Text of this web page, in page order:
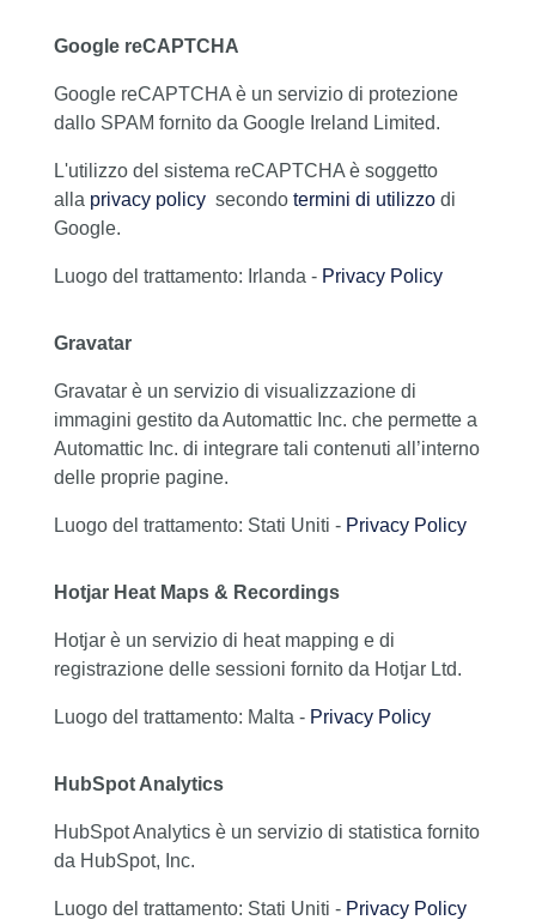
Google reCAPTCHA
Google reCAPTCHA è un servizio di protezione
dallo SPAM fornito da Google Ireland Limited.
L'utilizzo del sistema reCAPTCHA è soggetto
alla privacy policysecondo termini di utilizzodi
Google.
Luogo del trattamento: Irlanda - Privacy Policy
Gravatar
Gravatar è un servizio di visualizzazione di
immagini gestito da Automattic Inc. che permette a
Automattic Inc. di integrare tali contenuti all’interno
delle proprie pagine.
Luogo del trattamento: Stati Uniti - Privacy Policy
Hotjar Heat Maps & Recordings
Hotjar è un servizio di heat mapping e di
registrazione delle sessioni fornito da Hotjar Ltd.
Luogo del trattamento: Malta - Privacy Policy
HubSpot Analytics
HubSpot Analytics è un servizio di statistica fornito
da HubSpot, Inc.
Luogo del trattamento: Stati Uniti - Privacy Policy